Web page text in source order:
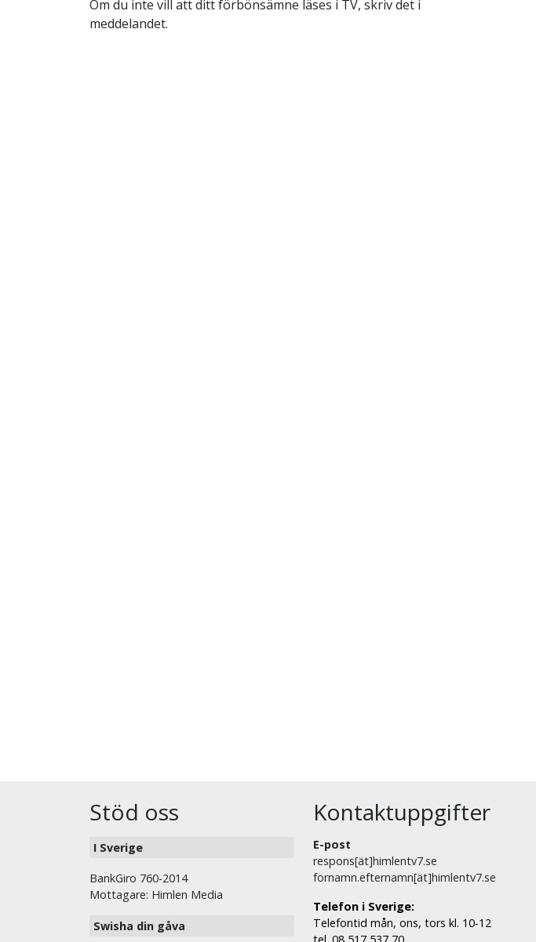
Om du inte vill att ditt förbönsämne läses i TV, skriv det i
meddelandet.
Stöd oss
I Sverige
BankGiro 760-2014
Mottagare: Himlen Media
Swisha din gåva
Kontaktuppgifter
E-post
respons[ät]himlentv7.se
fornamn.efternamn[ät]himlentv7.se
Telefon i Sverige:
Telefontid mån, ons, tors kl. 10-12